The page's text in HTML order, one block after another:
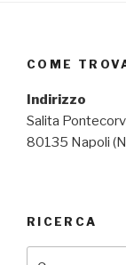
COME
Indirizzo
Salita
80135 Napoli
RICERCA